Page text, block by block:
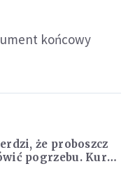
końcowy
że proboszcz
pogrzebu. Kuria